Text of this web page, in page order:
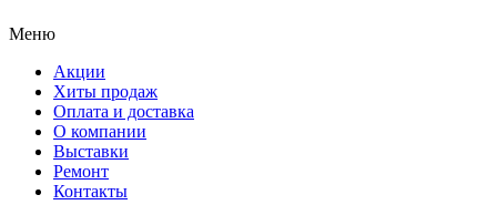
Меню
Акции
Хиты продаж
Оплата и доставка
О компании
Выставки
Ремонт
Контакты